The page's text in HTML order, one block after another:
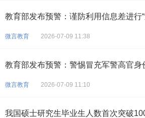
教育部发布预警：谨防利用信息差进行
微言教育 2026-07-09 11:38
教育部发布预警：警惕冒充军警高官身
微言教育 2026-07-09 11:10
我国硕士研究生毕业生人数首次突破